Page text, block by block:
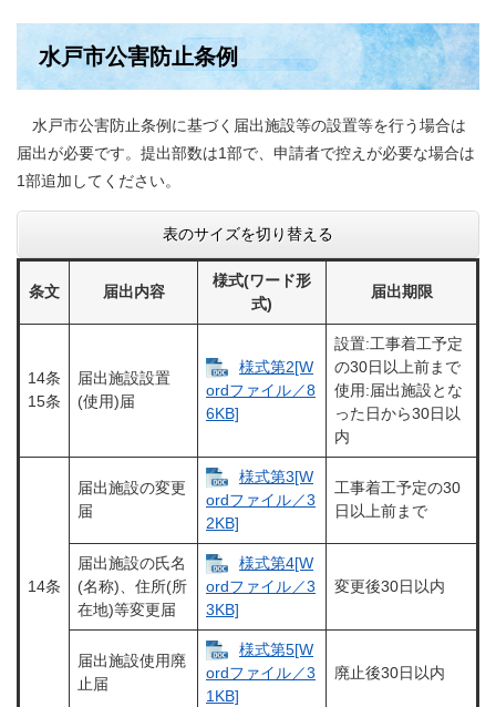
水戸市公害防止条例
水戸市公害防止条例に基づく届出施設等の設置等を行う場合は
届出が必要です。提出部数は1部で、申請者で控えが必要な場合は
1部追加してください。
表のサイズを切り替える
条文 届出内容
様式(ワード形
式)
届出期限
14条
15条
届出施設設置
(使用)届
様式第2[W
ordファイル／8
6KB]
設置:工事着工予定
の30日以上前まで
使用:届出施設とな
った日から30日以
内
14条
届出施設の変更
届
様式第3[W
ordファイル／3
2KB]
工事着工予定の30
日以上前まで
届出施設の氏名
(名称)、住所(所
在地)等変更届
様式第4[W
ordファイル／3
3KB]
変更後30日以内
届出施設使用廃
止届
様式第5[W
ordファイル／3
1KB]
廃止後30日以内